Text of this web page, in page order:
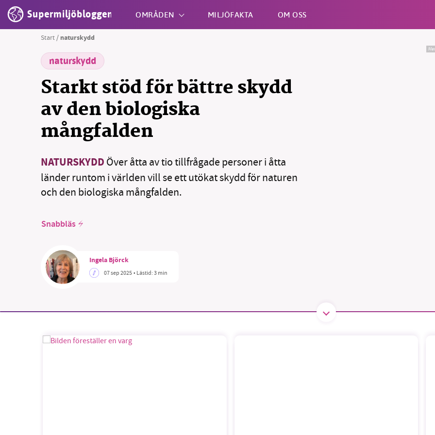
Supermiljöbloggen OMRÅDEN MILJÖFAKTA OM OSS
Start / naturskydd
naturskydd
Starkt stöd för bättre skydd
av den biologiska
mångfalden
NATURSKYDD Över åtta av tio tillfrågade personer i åtta
länder runtom i världen vill se ett utökat skydd för naturen
och den biologiska mångfalden.
Snabbläs
Ingela Björck
07 sep 2025• Lästid:3 min
och vi hoppas att du vill hjälpa oss.